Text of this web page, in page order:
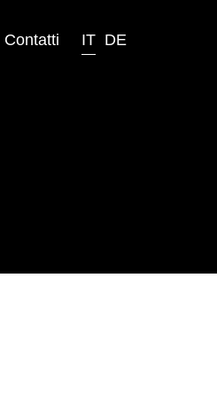
Contatti IT DE